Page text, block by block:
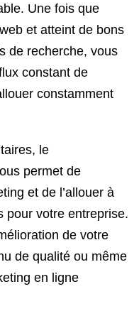
Une fois que
et atteint de bons
de recherche, vous
constant de
constamment
le
permet de
et de l’allouer à
pour votre entreprise.
de votre
de qualité ou même
en ligne